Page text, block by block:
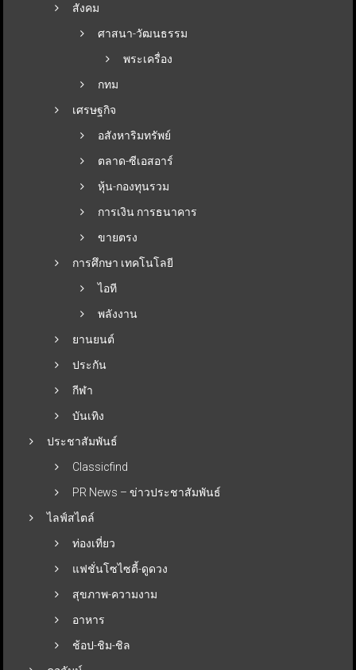
สังคม
ศาสนา-วัฒนธรรม
พระเครื่อง
กทม
เศรษฐกิจ
อสังหาริมทรัพย์
ตลาด-ซีเอสอาร์
หุ้น-กองทุนรวม
การเงิน การธนาคาร
ขายตรง
การศึกษา เทคโนโลยี
ไอที
พลังงาน
ยานยนต์
ประกัน
กีฬา
บันเทิง
ประชาสัมพันธ์
Classicfind
PR News – ข่าวประชาสัมพันธ์
ไลฟ์สไตล์
ท่องเที่ยว
แฟชั่นโซไซตี้-ดูดวง
สุขภาพ-ความงาม
อาหาร
ช้อป-ชิม-ชิล